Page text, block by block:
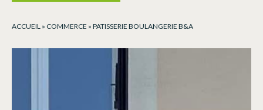
ACCUEIL » COMMERCE » PATISSERIE BOULANGERIE B&A